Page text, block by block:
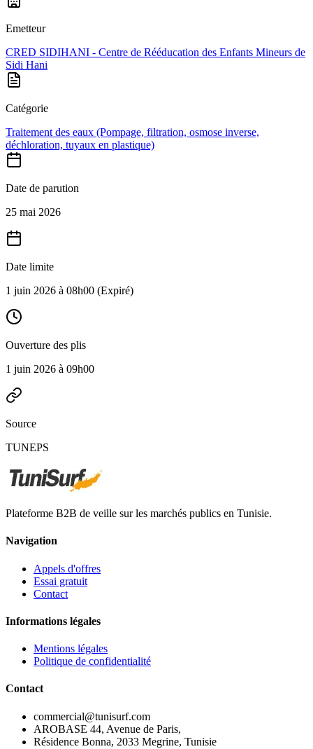
Emetteur
CRED SIDIHANI - Centre de Rééducation des Enfants Mineurs de
Sidi Hani
Catégorie
Traitement des eaux (Pompage, filtration, osmose inverse,
déchloration, tuyaux en plastique)
Date de parution
25 mai 2026
Date limite
1 juin 2026 à 08h00 (Expiré)
Ouverture des plis
1 juin 2026 à 09h00
Source
TUNEPS
Plateforme B2B de veille sur les marchés publics en Tunisie.
Navigation
Appels d'offres
Essai gratuit
Contact
Informations légales
Mentions légales
Politique de confidentialité
Contact
commercial@tunisurf.com
AROBASE 44, Avenue de Paris,
Résidence Bonna, 2033 Megrine, Tunisie